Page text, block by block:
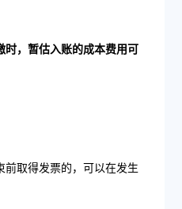
，暂估入账的成本费用可
前取得发票的，可以在发生